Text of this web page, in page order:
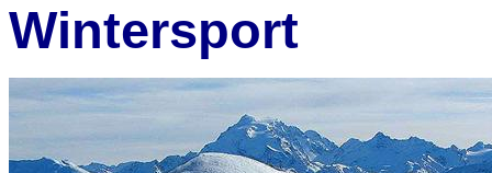
Wintersport